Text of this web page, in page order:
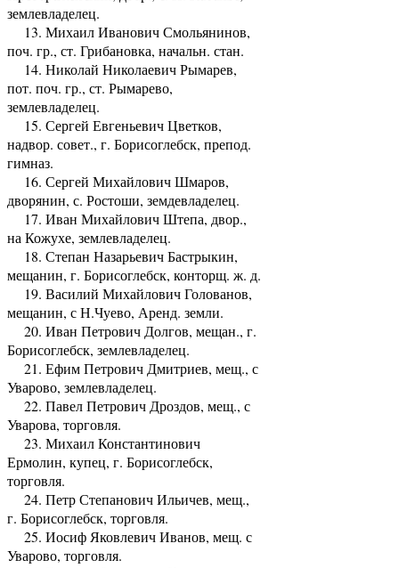
землевладелец.
13. Михаил Иванович Смольянинов,
поч. гр., ст. Грибановка, начальн. стан.
14. Николай Николаевич Рымарев,
пот. поч. гр., ст. Рымарево,
землевладелец.
15. Сергей Евгеньевич Цветков,
надвор. совет., г. Борисоглебск, препод.
гимназ.
16. Сергей Михайлович Шмаров,
дворянин, с. Ростоши, земдевладелец.
17. Иван Михайлович Штепа, двор.,
на Кожухе, землевладелец.
18. Степан Назарьевич Бастрыкин,
мещанин, г. Борисоглебск, конторщ. ж. д.
19. Василий Михайлович Голованов,
мещанин, с Н.Чуево, Аренд. земли.
20. Иван Петрович Долгов, мещан., г.
Борисоглебск, землевладелец.
21. Ефим Петрович Дмитриев, мещ., с
Уварово, землевладелец.
22. Павел Петрович Дроздов, мещ., с
Уварова, торговля.
23. Михаил Константинович
Ермолин, купец, г. Борисоглебск,
торговля.
24. Петр Степанович Ильичев, мещ.,
г. Борисоглебск, торговля.
25. Иосиф Яковлевич Иванов, мещ. с
Уварово, торговля.